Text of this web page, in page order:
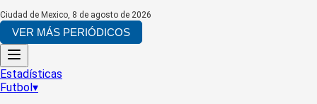
Ciudad de Mexico, 8 de agosto de 2026
VER MÁS PERIÓDICOS
Estadísticas
Futbol▾